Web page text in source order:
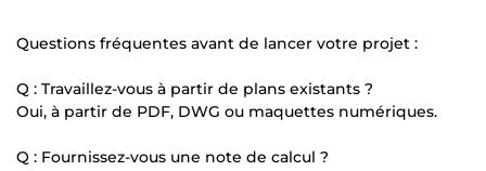
Questions fréquentes avant de lancer votre projet :
Q : Travaillez-vous à partir de plans existants ?
Oui, à partir de PDF, DWG ou maquettes numériques.
Q : Fournissez-vous une note de calcul ?